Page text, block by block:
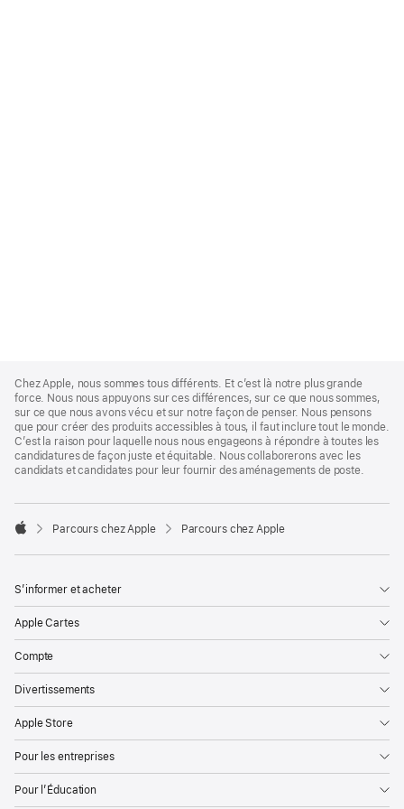
Footer
Chez Apple, nous sommes tous différents. Et c’est là notre plus grande
force. Nous nous appuyons sur ces différences, sur ce que nous sommes,
sur ce que nous avons vécu et sur notre façon de penser. Nous pensons
que pour créer des produits accessibles à tous, il faut inclure tout le monde.
C’est la raison pour laquelle nous nous engageons à répondre à toutes les
candidatures de façon juste et équitable. Nous collaborerons avec les
candidats et candidates pour leur fournir des aménagements de poste.

Parcours chez Apple Parcours chez Apple
S’informer et acheter
Apple Cartes
Compte
Divertissements
Apple Store
Pour les entreprises
Pour l’Éducation